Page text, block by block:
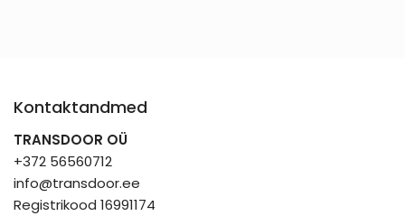
Kontaktandmed
TRANSDOOR OÜ
+372 56560712
info@transdoor.ee
Registrikood 16991174